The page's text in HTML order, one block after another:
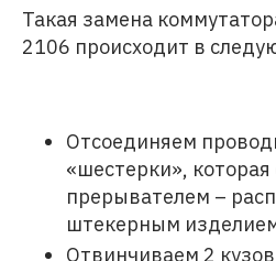
Такая замена
2106 происходит в
Отсоединяем
«шестерки», которая
прерывателем –
штекерным
Отвинчиваем 2